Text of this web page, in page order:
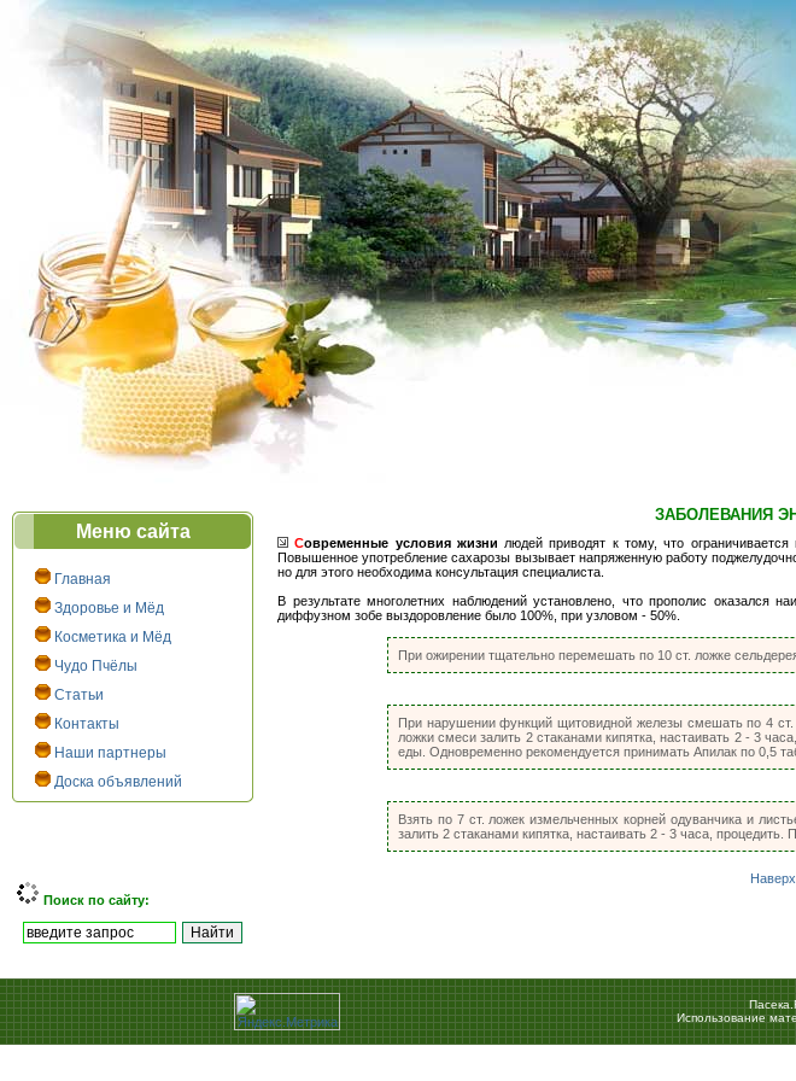
Меню сайта
Главная
Здоровье и Мёд
Косметика и Мёд
Чудо Пчёлы
Статьи
Контакты
Наши партнеры
Доска объявлений
Поиск по сайту:
ЗАБОЛЕВАНИЯ
Современные условия жизни людей приводят к тому, что ограничивается
Повышенное употребление сахарозы вызывает напряженную работу
но для этого необходима консультация специалиста.
В результате многолетних наблюдений установлено, что прополис оказался
диффузном зобе выздоровление было 100%, при узловом - 50%.
При ожирении тщательно перемешать по 10 ст. ложке
При нарушении функций щитовидной железы смешать по 4 ст.
ложки смеси залить 2 стаканами кипятка, настаивать 2 - 3
еды. Одновременно рекомендуется принимать Апилак по 0,5
Взять по 7 ст. ложек измельченных корней одуванчика и
залить 2 стаканами кипятка, настаивать 2 - 3 часа,
Наверх
Использование